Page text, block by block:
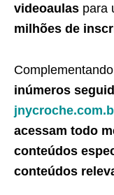
videoaulas para
milhões de
inúmeros
acessam todo
conteúdos
conteúdos